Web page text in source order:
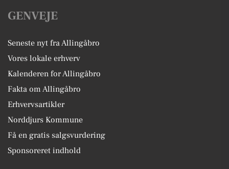
GENVEJE
Seneste nyt fra Allingåbro
Vores lokale erhverv
Kalenderen for Allingåbro
Fakta om Allingåbro
Erhvervsartikler
Norddjurs Kommune
Få en gratis salgsvurdering
Sponsoreret indhold